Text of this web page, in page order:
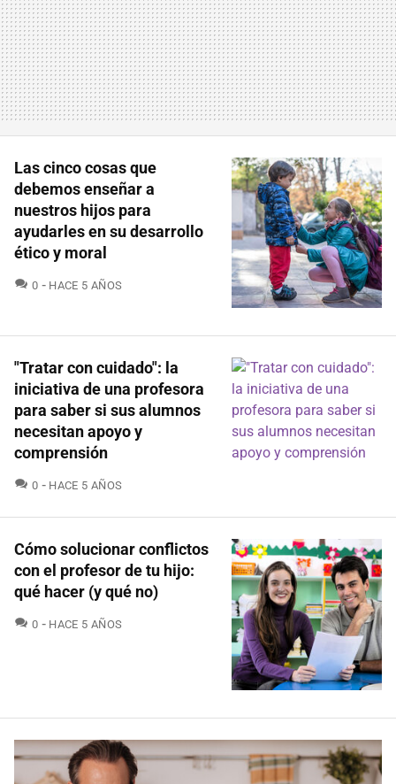
Las cinco cosas que
debemos enseñar a
nuestros hijos para
ayudarles en su desarrollo
ético y moral
0 COMENTARIOS
HACE 5 AÑOS
"Tratar con cuidado": la
iniciativa de una profesora
para saber si sus alumnos
necesitan apoyo y
comprensión
0 COMENTARIOS
HACE 5 AÑOS
Cómo solucionar conflictos
con el profesor de tu hijo:
qué hacer (y qué no)
0 COMENTARIOS
HACE 5 AÑOS